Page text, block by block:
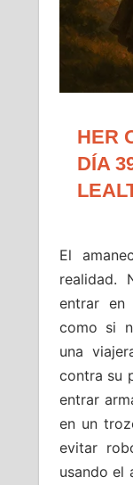
HER
DÍA
El
realidad.
entrar en
como si
una
contra su
entrar
en un
evitar
usando el